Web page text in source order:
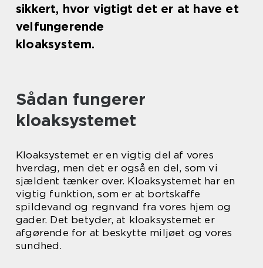
sikkert, hvor vigtigt det er at have et
velfungerende
kloaksystem.
Sådan fungerer
kloaksystemet
Kloaksystemet er en vigtig del af vores
hverdag, men det er også en del, som vi
sjældent tænker over. Kloaksystemet har en
vigtig funktion, som er at bortskaffe
spildevand og regnvand fra vores hjem og
gader. Det betyder, at kloaksystemet er
afgørende for at beskytte miljøet og vores
sundhed.